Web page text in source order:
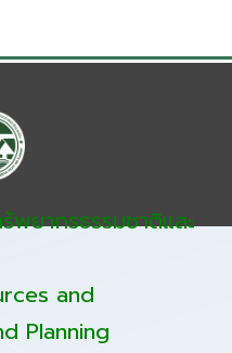
พยากรธรรมชาติและ
and
Planning